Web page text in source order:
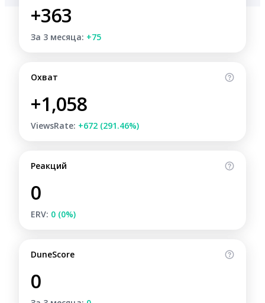
+363
За 3 месяца: +75
Охват
+1,058
ViewsRate: +672 (291.46%)
Реакций
0
ERV: 0 (0%)
DuneScore
0